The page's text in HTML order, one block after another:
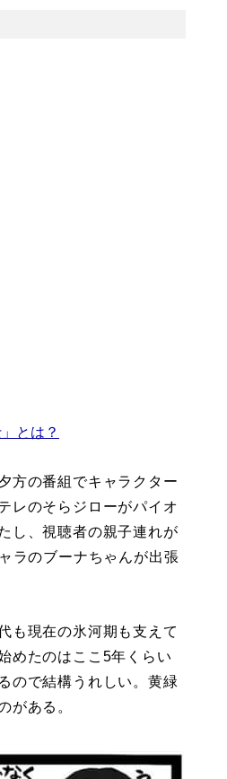
とは？
方の番組でキャラクター
レのそらジローがパイオ
し、視聴者の親子連れが
ラのブーナちゃんが出張
も現在の氷河期も支えて
めたのはここ5年くらい
ので結構うれしい。黄緑
がある。